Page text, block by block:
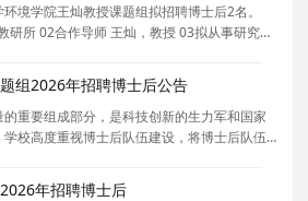
境学院王灿教授课题组拟招聘博士后2名。
研所 02合作导师 王灿，教授 03拟从事研究内
冀环境综合治理国家科技重大专项研究项
温室气体排放精准核算
组2026年招聘博士后公告
重要组成部分，是科技创新的生力军和国家
校高度重视博士后队伍建设，将博士后队伍
作全局中统一谋划、统一部署、统一推进，
、质量倍增、效能倍增
年招聘博士后